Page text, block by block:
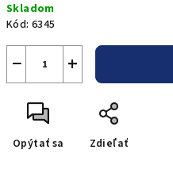
cena:
Skladom
Kód: 6345
+
−
Opýtať sa Zdieľať